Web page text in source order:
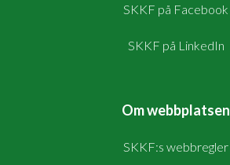
SKKF på Facebook
SKKF på LinkedIn
Om webbplatsen
SKKF:s webbregler